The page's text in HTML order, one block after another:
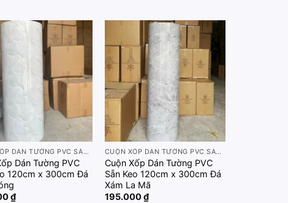
CUỘN XỐP DÁN TƯỜNG PVC SẴN KEO 120CM X 300CM
Dán Tường PVC
120cm x 300cm Đá
₫
Add to
wishlist
CUỘN XỐP DÁN TƯỜNG PVC SẴN KEO 120CM X 300CM
Cuộn Xốp Dán Tường PVC
Sẵn Keo 120cm x 300cm Đá
Xám La Mã
195.000₫